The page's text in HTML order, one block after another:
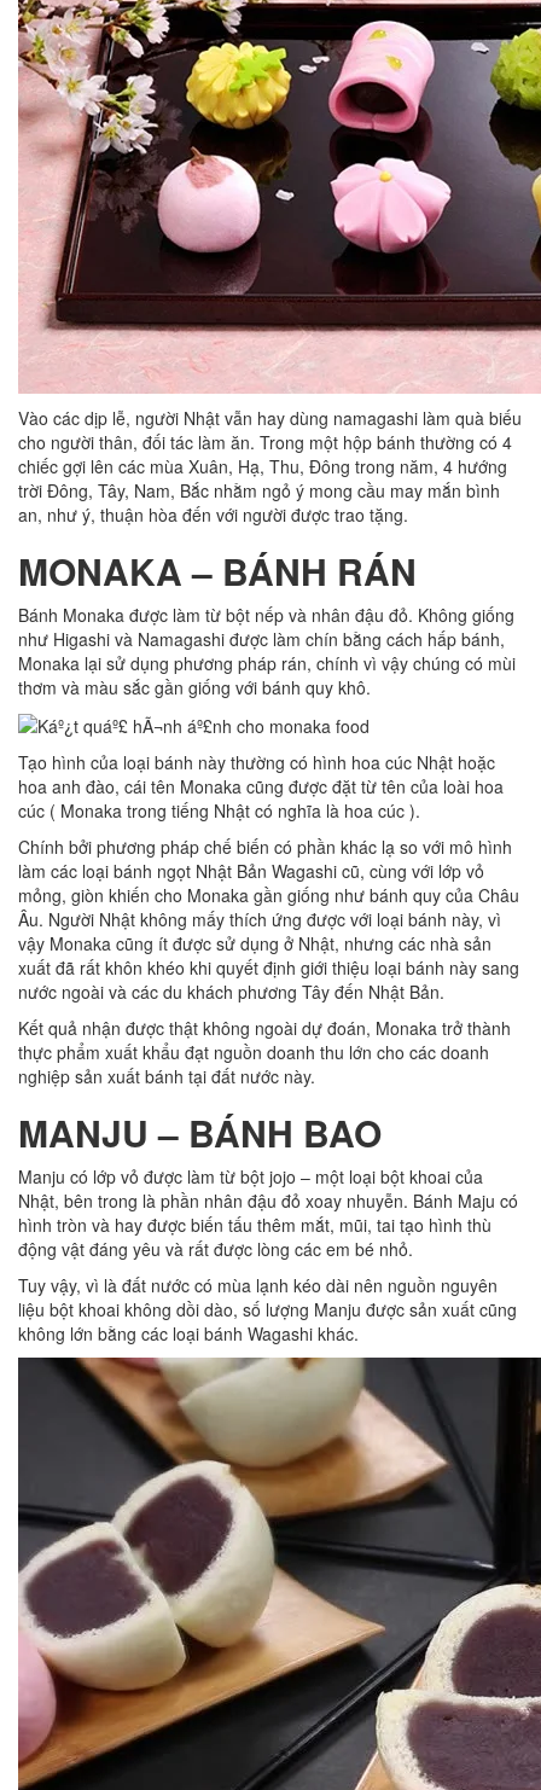
Vào các dịp lễ, người Nhật vẫn hay dùng namagashi làm quà biếu
cho người thân, đối tác làm ăn. Trong một hộp bánh thường có 4
chiếc gợi lên các mùa Xuân, Hạ, Thu, Đông trong năm, 4 hướng
trời Đông, Tây, Nam, Bắc nhằm ngỏ ý mong cầu may mắn bình
an, như ý, thuận hòa đến với người được trao tặng.
MONAKA – BÁNH RÁN
Bánh Monaka được làm từ bột nếp và nhân đậu đỏ. Không giống
như Higashi và Namagashi được làm chín bằng cách hấp bánh,
Monaka lại sử dụng phương pháp rán, chính vì vậy chúng có mùi
thơm và màu sắc gần giống với bánh quy khô.
Tạo hình của loại bánh này thường có hình hoa cúc Nhật hoặc
hoa anh đào, cái tên Monaka cũng được đặt từ tên của loài hoa
cúc ( Monaka trong tiếng Nhật có nghĩa là hoa cúc ).
Chính bởi phương pháp chế biến có phần khác lạ so với mô hình
làm các loại bánh ngọt Nhật Bản Wagashi cũ, cùng với lớp vỏ
mỏng, giòn khiến cho Monaka gần giống như bánh quy của Châu
Âu. Người Nhật không mấy thích ứng được với loại bánh này, vì
vậy Monaka cũng ít được sử dụng ở Nhật, nhưng các nhà sản
xuất đã rất khôn khéo khi quyết định giới thiệu loại bánh này sang
nước ngoài và các du khách phương Tây đến Nhật Bản.
Kết quả nhận được thật không ngoài dự đoán, Monaka trở thành
thực phẩm xuất khẩu đạt nguồn doanh thu lớn cho các doanh
nghiệp sản xuất bánh tại đất nước này.
MANJU – BÁNH BAO
Manju có lớp vỏ được làm từ bột jojo – một loại bột khoai của
Nhật, bên trong là phần nhân đậu đỏ xoay nhuyễn. Bánh Maju có
hình tròn và hay được biến tấu thêm mắt, mũi, tai tạo hình thù
động vật đáng yêu và rất được lòng các em bé nhỏ.
Tuy vậy, vì là đất nước có mùa lạnh kéo dài nên nguồn nguyên
liệu bột khoai không dồi dào, số lượng Manju được sản xuất cũng
không lớn bằng các loại bánh Wagashi khác.